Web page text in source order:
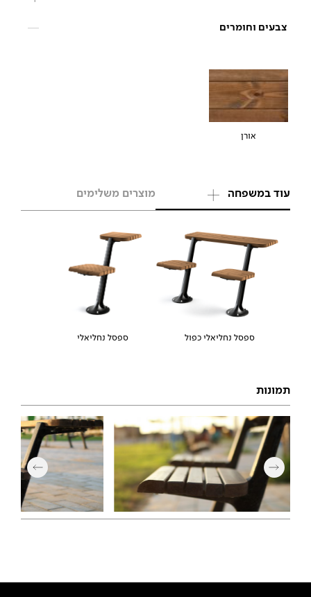
צבעים וחומרים
אורן
עוד במשפחה מוצרים משלימים
ספסל נחליאלי כפול ספסל נחליאלי
תמונות